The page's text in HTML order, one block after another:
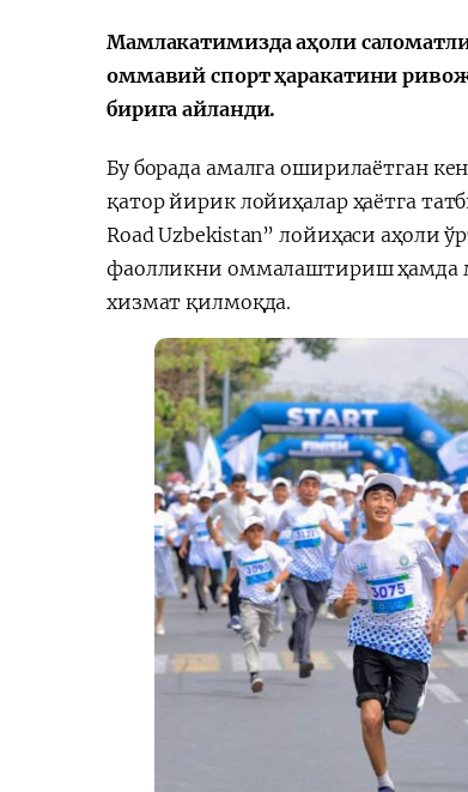
La primera Cumbre
"Asia Central - China"
Мамлакатимизда аҳоли
оммавий спорт ҳаракатини
бирига айланди.
Бу борада амалга оширилаётган
қатор йирик лойиҳалар ҳаётга
Road Uzbekistan” лойиҳаси аҳоли
фаолликни оммалаштириш ҳамда
хизмат қилмоқда.